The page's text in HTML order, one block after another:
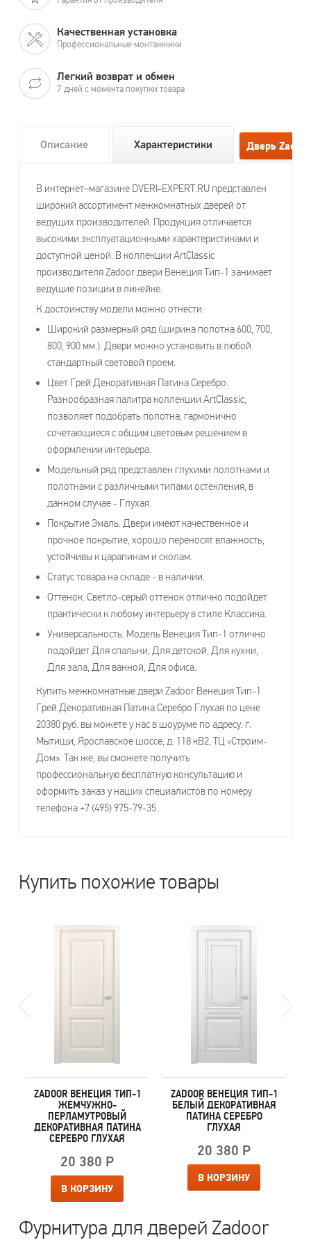
Качественная установка
Профессиональные монтажники
Легкий возврат и обмен
7 дней с момента покупки товара
Описание Характеристики
В интернет–магазине DVERI-EXPERT.RU представлен
широкий ассортимент межкомнатных дверей от
ведущих производителей. Продукция отличается
высокими эксплуатационными характеристиками и
доступной ценой. В коллекции ArtClassic
производителя Zadoor двери Венеция Тип-1 занимает
ведущие позиции в линейке.
К достоинству модели можно отнести:
Широкий размерный ряд (ширина полотна 600, 700,
800, 900 мм.). Двери можно установить в любой
стандартный световой проем.
Цвет Грей Декоративная Патина Серебро.
Разнообразная палитра коллекции ArtClassic,
позволяет подобрать полотна, гармонично
сочетающиеся с общим цветовым решением в
оформлении интерьера.
Модельный ряд представлен глухими полотнами и
полотнами с различными типами остекления, в
данном случае - Глухая.
Покрытие Эмаль. Двери имеют качественное и
прочное покрытие, хорошо переносят влажность,
устойчивы к царапинам и сколам.
Статус товара на складе - в наличии.
Оттенок. Светло-серый оттенок отлично подойдет
практически к любому интерьеру в стиле Классика.
Универсальность. Модель Венеция Тип-1 отлично
подойдет Для спальни, Для детской, Для кухни,
Для зала, Для ванной, Для офиса.
Купить межкомнатные двери Zadoor Венеция Тип-1
Грей Декоративная Патина Серебро Глухая по цене
20380 руб. вы можете у нас в шоуруме по адресу: г.
Мытищи, Ярославское шоссе, д. 118 кВ2, ТЦ «Строим-
Дом». Так же, вы сможете получить
профессиональную бесплатную консультацию и
оформить заказ у наших специалистов по номеру
телефона +7 (495) 975-79-35.
Купить похожие товары
ZADOOR ВЕНЕЦИЯ ТИП-1
ЖЕМЧУЖНО-
ПЕРЛАМУТРОВЫЙ
ДЕКОРАТИВНАЯ ПАТИНА
СЕРЕБРО ГЛУХАЯ
20 380 Р
В КОРЗИНУ
ZADOOR ВЕНЕЦИЯ ТИП-1
БЕЛЫЙ ДЕКОРАТИВНАЯ
ПАТИНА СЕРЕБРО
ГЛУХАЯ
20 380 Р
В КОРЗИНУ
Фурнитура для дверей Zadoor